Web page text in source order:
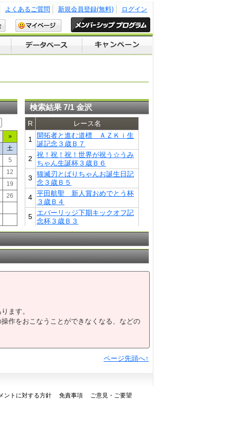
ログイン
新規会員登録(無料)
よくあるご質問
»
土
5
12
19
26
検索結果 7/1 金沢
R
レース名
1
開拓者と進む道標 ＡＺＫｉ生
誕記念３歳Ｂ７
2
祝！祝！祝！世界が祝う☆うみ
ちゃん生誕杯３歳Ｂ６
3
猫滅刃とばりちゃんお誕生日記
念３歳Ｂ５
4 平田航聖 新人賞おめでとう杯
３歳Ｂ４
5
エバーリッジ下期キックオフ記
念杯３歳Ｂ３
6
鈴木家＆海野家ＷＥＤＤＩＮＧ
記念３歳Ｂ２
7
加賀片山津賞３歳中央３歳未勝
利
アルマンディンガーネット特別
11 半夏生特別Ｂ１１
ます。
作をおこなうことができなくなる、などの
ページ先頭へ↑
ントに対する方針 免責事項
ご意見・ご要望